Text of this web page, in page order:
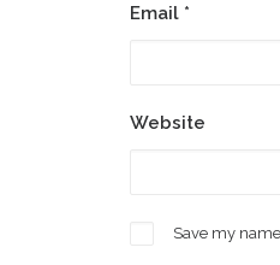
Email *
Website
Save my